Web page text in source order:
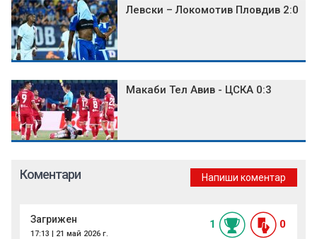
Левски – Локомотив Пловдив 2:0
Макаби Тел Авив - ЦСКА 0:3
Коментари Напиши коментар
Загрижен
17:13 | 21 май 2026 г.
1 0